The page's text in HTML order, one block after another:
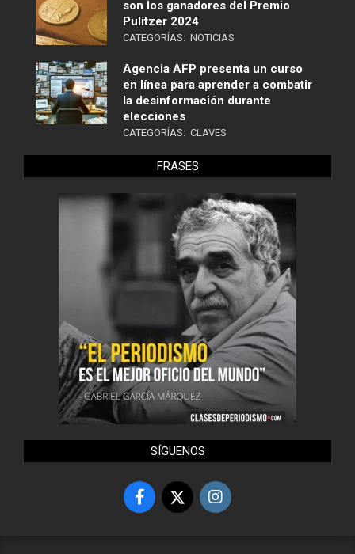
son los ganadores del Premio
Pulitzer 2024
CATEGORÍAS: NOTICIAS
Agencia AFP presenta un curso
en línea para aprender a combatir
la desinformación durante
elecciones
CATEGORÍAS: CLAVES
FRASES
SÍGUENOS